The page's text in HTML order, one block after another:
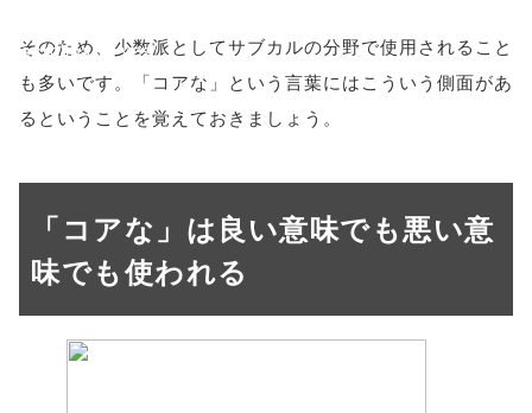
scrollbars=yes'
); return
そのため、少数派としてサブカルの分野で使用されること
も多いです。「コアな」という言葉にはこういう側面があ
るということを覚えておきましょう。
「コアな」は良い意味でも悪い意
味でも使われる